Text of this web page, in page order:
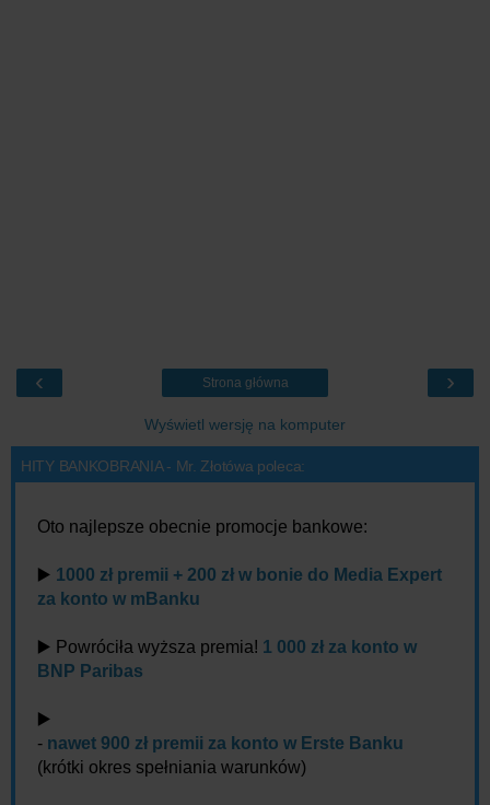
‹ ›
Strona główna
Wyświetl wersję na komputer
HITY BANKOBRANIA - Mr. Złotówa poleca:
Oto najlepsze obecnie promocje bankowe:
▶️ 1000 zł premii + 200 zł w bonie do Media Expert
za konto w mBanku
▶️ Powróciła wyższa premia! 1 000 zł za konto w
BNP Paribas
▶️
- nawet 900 zł premii za konto w Erste Banku
(krótki okres spełniania warunków)